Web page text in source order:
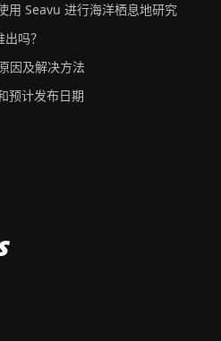
用 Seavu 进行海洋栖息地研究
吗？
因及解决方法
预计发布日期